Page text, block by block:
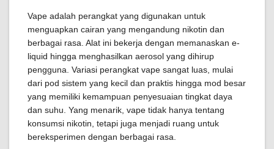
Vape adalah perangkat yang digunakan untuk
menguapkan cairan yang mengandung nikotin dan
berbagai rasa. Alat ini bekerja dengan memanaskan e-
liquid hingga menghasilkan aerosol yang dihirup
pengguna. Variasi perangkat vape sangat luas, mulai
dari pod sistem yang kecil dan praktis hingga mod besar
yang memiliki kemampuan penyesuaian tingkat daya
dan suhu. Yang menarik, vape tidak hanya tentang
konsumsi nikotin, tetapi juga menjadi ruang untuk
bereksperimen dengan berbagai rasa.